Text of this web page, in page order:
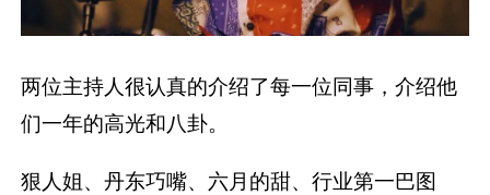
两位主持人很认真的介绍了每一位同事，介绍他
们一年的高光和八卦。
狠人姐、丹东巧嘴、六月的甜、行业第一巴图